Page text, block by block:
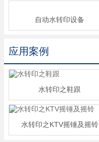
自动水转印设备
应用案例
水转印之鞋跟
水转印之KTV摇锤及摇铃